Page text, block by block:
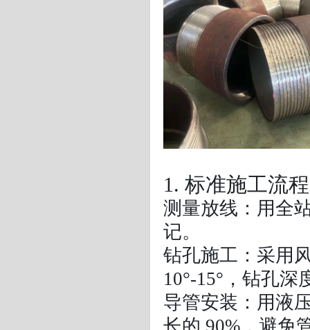
1. 标准施工流程
测量放线：用全
记。
钻孔施工：采用
10°-15°，钻孔深
导管安装：用液
长的 90%，避免